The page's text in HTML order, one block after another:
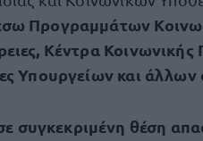
Προγραμμάτων
Κέντρα
Υπουργείων και
συγκεκριμένη θέση